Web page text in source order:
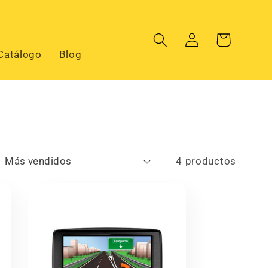
Blog
Iniciar
sesión
Carrito
4 productos